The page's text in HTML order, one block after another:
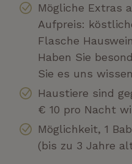
Mögliche Extras
Aufpreis:
Flasche
Haben Sie
Sie es uns
Haustiere sind
€ 10 pro Nacht
Möglichkeit, 1
(bis zu 3 Jahre